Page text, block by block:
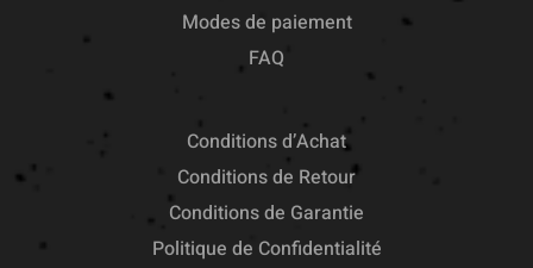
Modes de paiement
FAQ
Conditions d’Achat
Conditions de Retour
Conditions de Garantie
Politique de Confidentialité